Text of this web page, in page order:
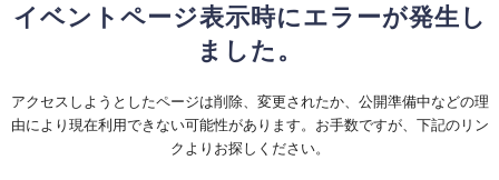
イベントページ表示時にエラーが発生し
ました。
アクセスしようとしたページは削除、変更されたか、公開準備中などの理
由により現在利用できない可能性があります。お手数ですが、下記のリン
クよりお探しください。